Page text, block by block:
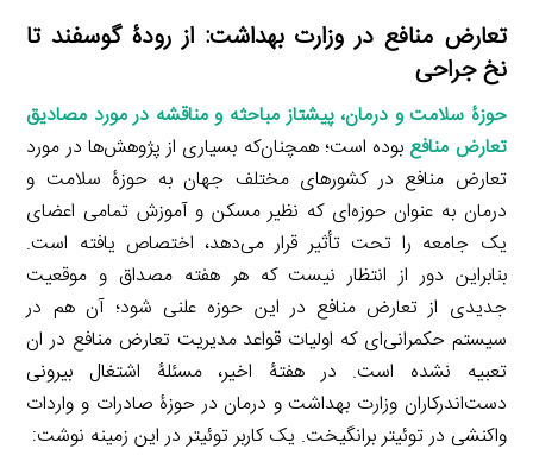
تعارض منافع در وزارت بهداشت: از رودۀ گوسفند تا
نخ جراحی
حوزۀ سلامت و درمان، پیشتاز مباحثه و مناقشه در مورد مصادیق
تعارض منافع بوده است؛ همچنان‌که بسیاری از پژوهش‌ها در مورد
تعارض منافع در کشورهای مختلف جهان به حوزۀ سلامت و
درمان به عنوان حوزه‌ای که نظیر مسکن و آموزش تمامی اعضای
یک جامعه را تحت تأثیر قرار می‌دهد، اختصاص یافته است.
بنابراین دور از انتظار نیست که هر هفته مصداق و موقعیت
جدیدی از تعارض منافع در این حوزه علنی شود؛ آن هم در
سیستم حکمرانی‌ای که اولیات قواعد مدیریت تعارض منافع در ان
تعبیه نشده است. در هفتۀ اخیر، مسئلۀ اشتغال بیرونی
دست‌اندرکاران وزارت بهداشت و درمان در حوزۀ صادرات و واردات
واکنشی در توئیتر برانگیخت. یک کاربر توئیتر در این زمینه نوشت: